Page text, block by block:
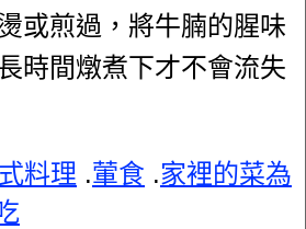
或煎過，將牛腩的腥味
時間燉煮下才不會流失
料理 .葷食 .家裡的菜為